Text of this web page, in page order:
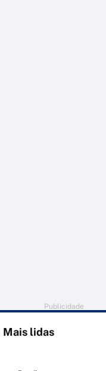
Publicidade
Mais lidas